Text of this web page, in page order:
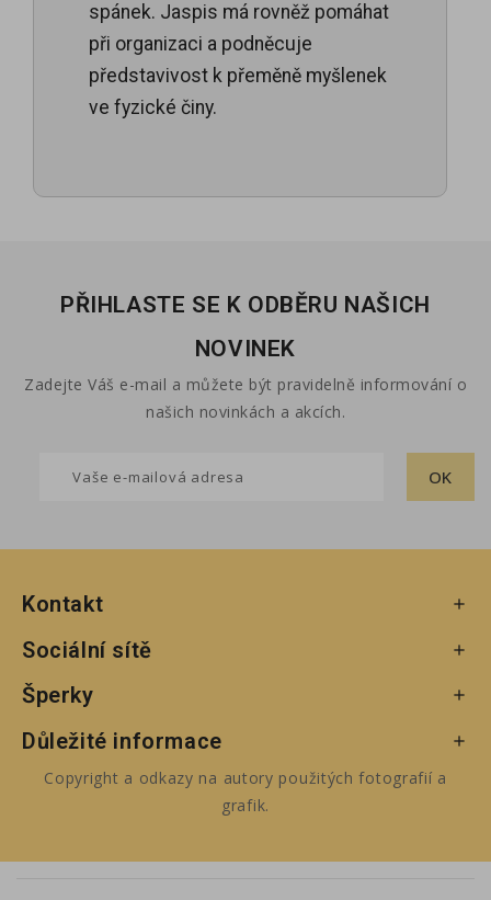
spánek. Jaspis má rovněž pomáhat
při organizaci a podněcuje
představivost k přeměně myšlenek
ve fyzické činy.
PŘIHLASTE SE K ODBĚRU NAŠICH
NOVINEK
Zadejte Váš e-mail a můžete být pravidelně informování o
našich novinkách a akcích.
Kontakt 
Sociální sítě 
Šperky 
Důležité informace 
Copyright a odkazy na autory použitých fotografií a
grafik.